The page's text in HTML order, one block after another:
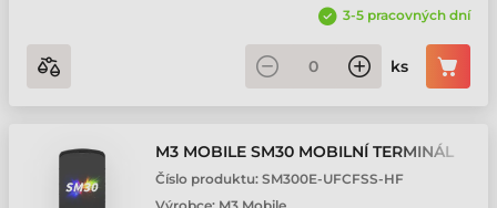
3-5 pracovných dní
ks
M3 MOBILE SM30 MOBILNÍ TERMINÁL
Číslo produktu: SM300E-UFCFSS-HF